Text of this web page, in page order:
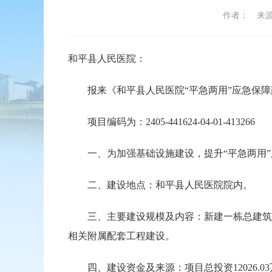
作者： 来
和平县人民医院：
报来《和平县人民医院“平急两用”应急保障
项目编码为：2405-441624-04-01-413266
一、为加强基础设施建设，提升“平急两用”
二、建设地点：和平县人民医院院内。
三、主要建设规模及内容：新建一栋总建筑
相关附属配套工程建设。
四、建设资金及来源：项目总投资12026.03